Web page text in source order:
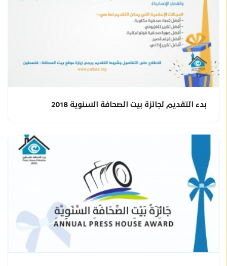
بدء التقديم لجائزة بيت الصحافة السنوية 2018